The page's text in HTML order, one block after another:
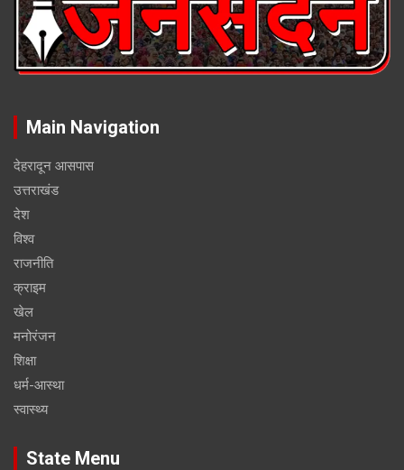
Main Navigation
देहरादून आसपास
उत्तराखंड
देश
विश्व
राजनीति
क्राइम
खेल
मनोरंजन
शिक्षा
धर्म-आस्था
स्वास्थ्य
State Menu